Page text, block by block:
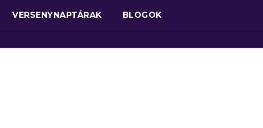
VERSENYNAPTÁRAK BLOGOK